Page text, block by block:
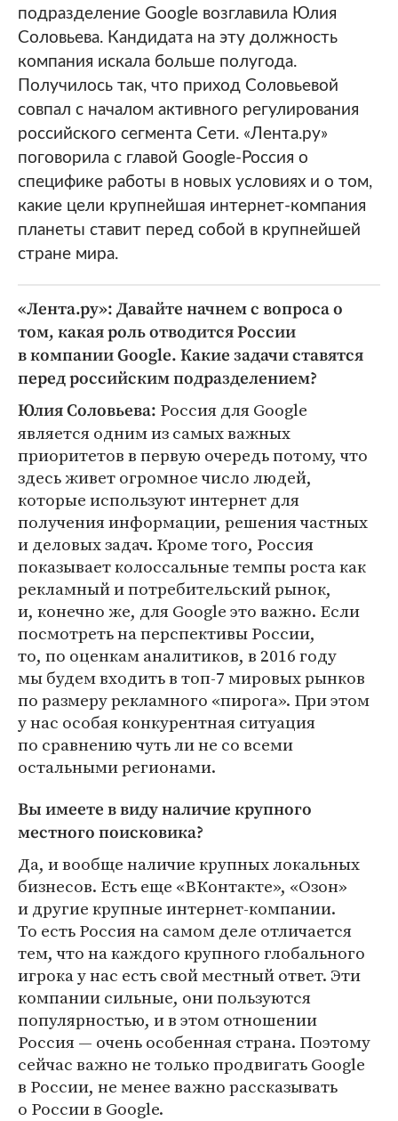
подразделение Google возглавила Юлия
Соловьева. Кандидата на эту должность
компания искала больше полугода.
Получилось так, что приход Соловьевой
совпал с началом активного регулирования
российского сегмента Сети. «Лента.ру»
поговорила с главой Google-Россия о
специфике работы в новых условиях и о том,
какие цели крупнейшая интернет-компания
планеты ставит перед собой в крупнейшей
стране мира.
«Лента.ру»: Давайте начнем с вопроса о
том, какая роль отводится России
в компании Google. Какие задачи ставятся
перед российским подразделением?
Юлия Соловьева: Россия для Google
является одним из самых важных
приоритетов в первую очередь потому, что
здесь живет огромное число людей,
которые используют интернет для
получения информации, решения частных
и деловых задач. Кроме того, Россия
показывает колоссальные темпы роста как
рекламный и потребительский рынок,
и, конечно же, для Google это важно. Если
посмотреть на перспективы России,
то, по оценкам аналитиков, в 2016 году
мы будем входить в топ-7 мировых рынков
по размеру рекламного «пирога». При этом
у нас особая конкурентная ситуация
по сравнению чуть ли не со всеми
остальными регионами.
Вы имеете в виду наличие крупного
местного поисковика?
Да, и вообще наличие крупных локальных
бизнесов. Есть еще «ВКонтакте», «Озон»
и другие крупные интернет-компании.
То есть Россия на самом деле отличается
тем, что на каждого крупного глобального
игрока у нас есть свой местный ответ. Эти
компании сильные, они пользуются
популярностью, и в этом отношении
Россия — очень особенная страна. Поэтому
сейчас важно не только продвигать Google
в России, не менее важно рассказывать
о России в Google.